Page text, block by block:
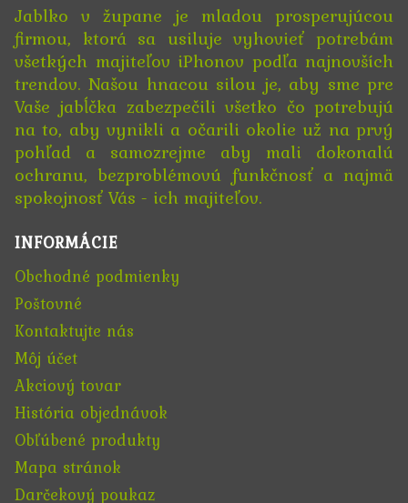
Jablko v župane je mladou prosperujúcou
firmou, ktorá sa usiluje vyhovieť potrebám
všetkých majiteľov iPhonov podľa najnovších
trendov. Našou hnacou silou je, aby sme pre
Vaše jabĺčka zabezpečili všetko čo potrebujú
na to, aby vynikli a očarili okolie už na prvý
pohľad a samozrejme aby mali dokonalú
ochranu, bezproblémovú funkčnosť a najmä
spokojnosť Vás - ich majiteľov.
INFORMÁCIE
Obchodné podmienky
Poštovné
Kontaktujte nás
Môj účet
Akciový tovar
História objednávok
Obľúbené produkty
Mapa stránok
Darčekový poukaz